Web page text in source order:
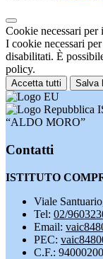
Cookie necessari
I cookie necessari
disabilitati. È
policy.
Accetta tutti Salva
“ALDO MORO”
Contatti
ISTITUTO
Viale
Tel: 02/
Email:
PEC:
C.F.: